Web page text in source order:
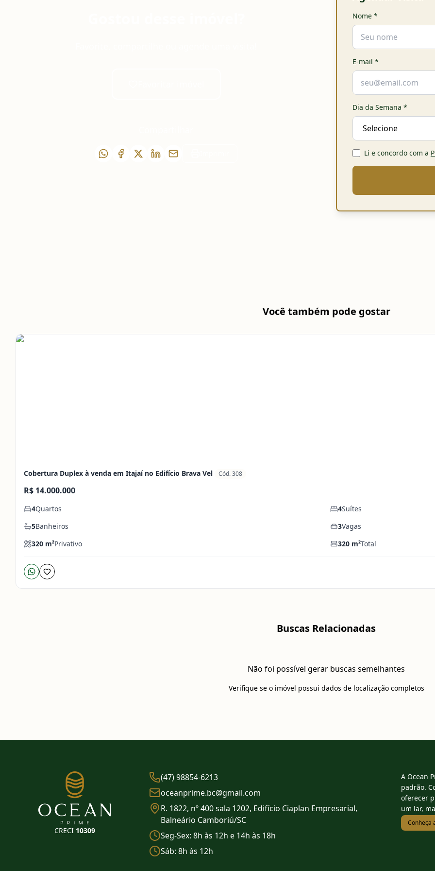
Nome *
E-mail *
Dia da Semana *
Li e concordo com a
Você também pode gostar
Cobertura Duplex à venda em Itajaí no Edifício Brava Vel Cód. 308
R$ 14.000.000
4Quartos 4Suítes
5Banheiros 3Vagas
320 m²Privativo 320 m²Total
Buscas Relacionadas
Não foi possível gerar buscas semelhantes
Verifique se o imóvel possui dados de localização completos
CRECI 10309
(47) 98854-6213
oceanprime.bc@gmail.com
R. 1822, nº 400 sala 1202, Edifício Ciaplan Empresarial,
Balneário Camboriú/SC
Seg-Sex: 8h às 12h e 14h às 18h
Sáb: 8h às 12h
A Ocean
padrão.
oferecer
um lar,
Conheça